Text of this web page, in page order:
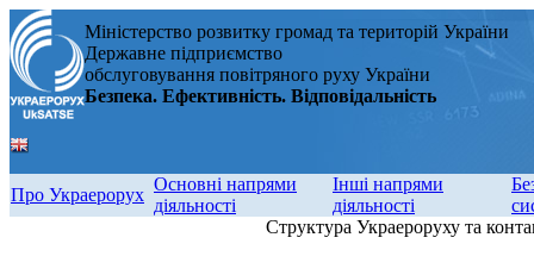
Міністерство розвитку громад та територій України
Державне підприємство
обслуговування повітряного руху України
Безпека. Ефективність. Відповідальність
Про Украерорух
Основні напрями
діяльності
Інші напрями
діяльності
Структура Украероруху та